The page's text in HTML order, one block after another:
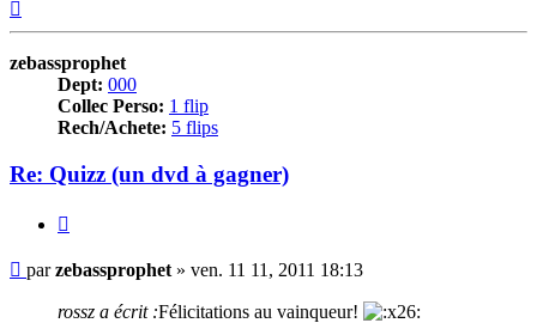
zebassprophet
Dept: 000
Collec Perso: 1 flip
Rech/Achete: 5 flips
Re: Quizz (un dvd à gagner)
Message
parzebassprophet » ven. 11 11, 2011 18:13
rossz a écrit :Félicitations au vainqueur!